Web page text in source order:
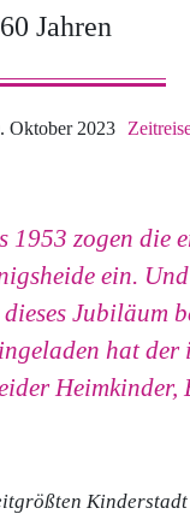
Jahren
Oktober 2023
1953 zogen die
ein.
Jubiläum
hat der